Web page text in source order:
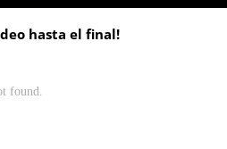
hasta el final!